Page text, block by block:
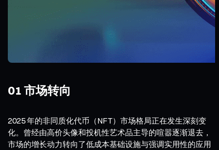
01 市场转向
2025 年的非同质化代币（NFT）市场格局正在发生深刻变
化。曾经由高价头像和投机性艺术品主导的喧嚣逐渐退去，
市场的增长动力转向了低成本基础设施与强调实用性的应用